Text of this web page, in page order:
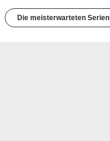
Die meisterwarteten Serien